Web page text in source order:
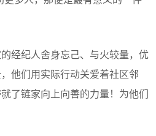
经纪人舍身忘己、与火较量，优
他们用实际行动关爱着社区邻
了链家向上向善的力量！为他们